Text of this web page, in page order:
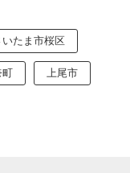
いたま市桜区
町 上尾市